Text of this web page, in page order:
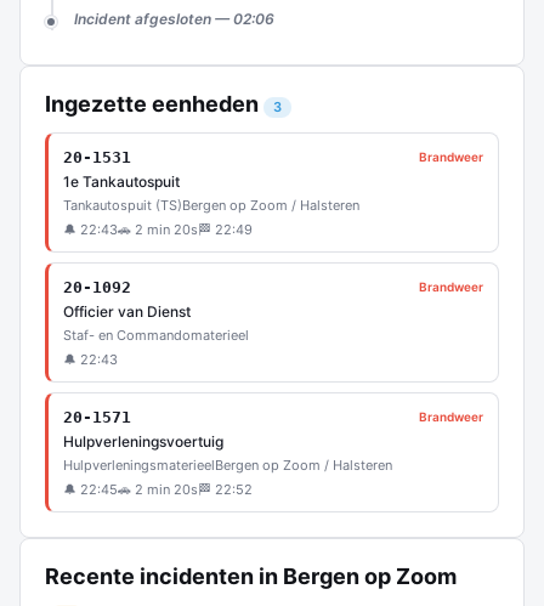
Incident afgesloten — 02:06
Ingezette eenheden 3
20-1531 Brandweer
1e Tankautospuit
Tankautospuit (TS)Bergen op Zoom / Halsteren
🔔 22:43🚗 2 min 20s 🏁 22:49
20-1092 Brandweer
Officier van Dienst
Staf- en Commandomaterieel
🔔 22:43
20-1571 Brandweer
Hulpverleningsvoertuig
HulpverleningsmaterieelBergen op Zoom / Halsteren
🔔 22:45🚗 2 min 20s 🏁 22:52
Recente incidenten in Bergen op Zoom